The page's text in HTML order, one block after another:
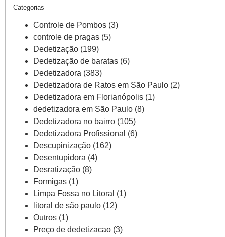
Categorias
Controle de Pombos (3)
controle de pragas (5)
Dedetização (199)
Dedetização de baratas (6)
Dedetizadora (383)
Dedetizadora de Ratos em São Paulo (2)
Dedetizadora em Florianópolis (1)
dedetizadora em São Paulo (8)
Dedetizadora no bairro (105)
Dedetizadora Profissional (6)
Descupinização (162)
Desentupidora (4)
Desratização (8)
Formigas (1)
Limpa Fossa no Litoral (1)
litoral de são paulo (12)
Outros (1)
Preço de dedetizacao (3)